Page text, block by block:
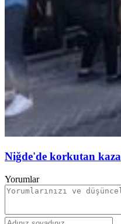
Niğde'de korkutan kaza
Yorumlar